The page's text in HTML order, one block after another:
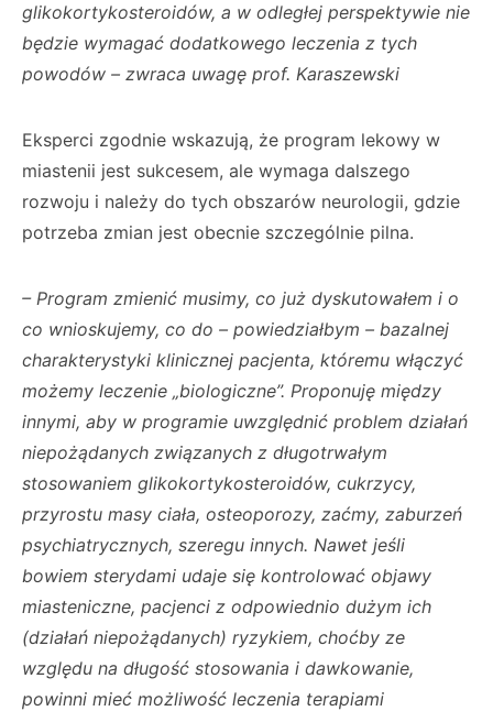
glikokortykosteroidów, a w odległej perspektywie nie
będzie wymagać dodatkowego leczenia z tych
powodów – zwraca uwagę prof. Karaszewski
Eksperci zgodnie wskazują, że program lekowy w
miastenii jest sukcesem, ale wymaga dalszego
rozwoju i należy do tych obszarów neurologii, gdzie
potrzeba zmian jest obecnie szczególnie pilna.
– Program zmienić musimy, co już dyskutowałem i o
co wnioskujemy, co do – powiedziałbym – bazalnej
charakterystyki klinicznej pacjenta, któremu włączyć
możemy leczenie „biologiczne”. Proponuję między
innymi, aby w programie uwzględnić problem działań
niepożądanych związanych z długotrwałym
stosowaniem glikokortykosteroidów, cukrzycy,
przyrostu masy ciała, osteoporozy, zaćmy, zaburzeń
psychiatrycznych, szeregu innych. Nawet jeśli
bowiem sterydami udaje się kontrolować objawy
miasteniczne, pacjenci z odpowiednio dużym ich
(działań niepożądanych) ryzykiem, choćby ze
względu na długość stosowania i dawkowanie,
powinni mieć możliwość leczenia terapiami